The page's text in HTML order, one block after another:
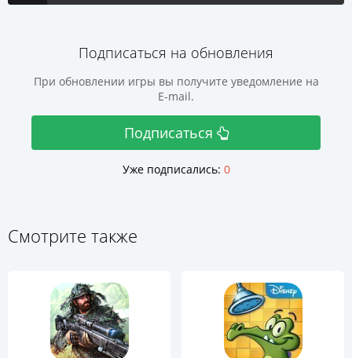
Подписаться на обновления
При обновлении игры вы получите уведомление на
E-mail.
Подписаться
Уже подписались: 0
Смотрите также